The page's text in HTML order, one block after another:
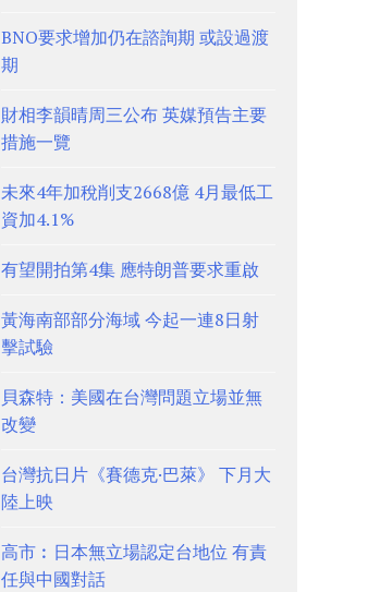
BNO要求增加仍在諮詢期 或設過渡
期
財相李韻晴周三公布 英媒預告主要
措施一覽
未來4年加稅削支2668億 4月最低工
資加4.1%
有望開拍第4集 應特朗普要求重啟
黃海南部部分海域 今起一連8日射
擊試驗
貝森特：美國在台灣問題立場並無
改變
台灣抗日片《賽德克·巴萊》 下月大
陸上映
高市︰日本無立場認定台地位 有責
任與中國對話